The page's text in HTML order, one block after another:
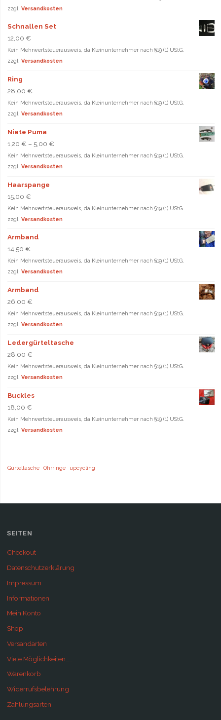
zzgl. Versandkosten
Schnallen Set
12,00 €
Kein Mehrwertsteuerausweis, da Kleinunternehmer nach §19 (1) UStG.
zzgl. Versandkosten
Ring
28,00 €
Kein Mehrwertsteuerausweis, da Kleinunternehmer nach §19 (1) UStG.
zzgl. Versandkosten
Niete Puma
1,20 € – 5,00 €
Kein Mehrwertsteuerausweis, da Kleinunternehmer nach §19 (1) UStG.
zzgl. Versandkosten
Haarspange
15,00 €
Kein Mehrwertsteuerausweis, da Kleinunternehmer nach §19 (1) UStG.
zzgl. Versandkosten
Armband
14,50 €
Kein Mehrwertsteuerausweis, da Kleinunternehmer nach §19 (1) UStG.
zzgl. Versandkosten
Armband
26,00 €
Kein Mehrwertsteuerausweis, da Kleinunternehmer nach §19 (1) UStG.
zzgl. Versandkosten
Ledergürteltasche
28,00 €
Kein Mehrwertsteuerausweis, da Kleinunternehmer nach §19 (1) UStG.
zzgl. Versandkosten
Buckles
18,00 €
Kein Mehrwertsteuerausweis, da Kleinunternehmer nach §19 (1) UStG.
zzgl. Versandkosten
Gürteltasche Ohrringe upcycling
SEITEN
Checkout
Datenschutzerklärung
Impressum
Informationen
Mein Konto
Shop
Versandarten
Viele Möglichkeiten……
Warenkorb
Widerrufsbelehrung
Zahlungsarten